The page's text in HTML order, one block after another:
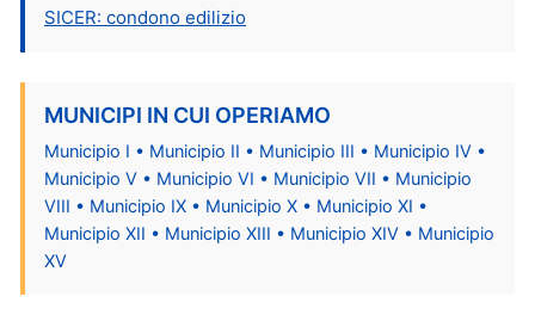
SICER: condono edilizio
MUNICIPI IN CUI OPERIAMO
Municipio I • Municipio II • Municipio III • Municipio IV •
Municipio V • Municipio VI • Municipio VII • Municipio
VIII • Municipio IX • Municipio X • Municipio XI •
Municipio XII • Municipio XIII • Municipio XIV • Municipio
XV